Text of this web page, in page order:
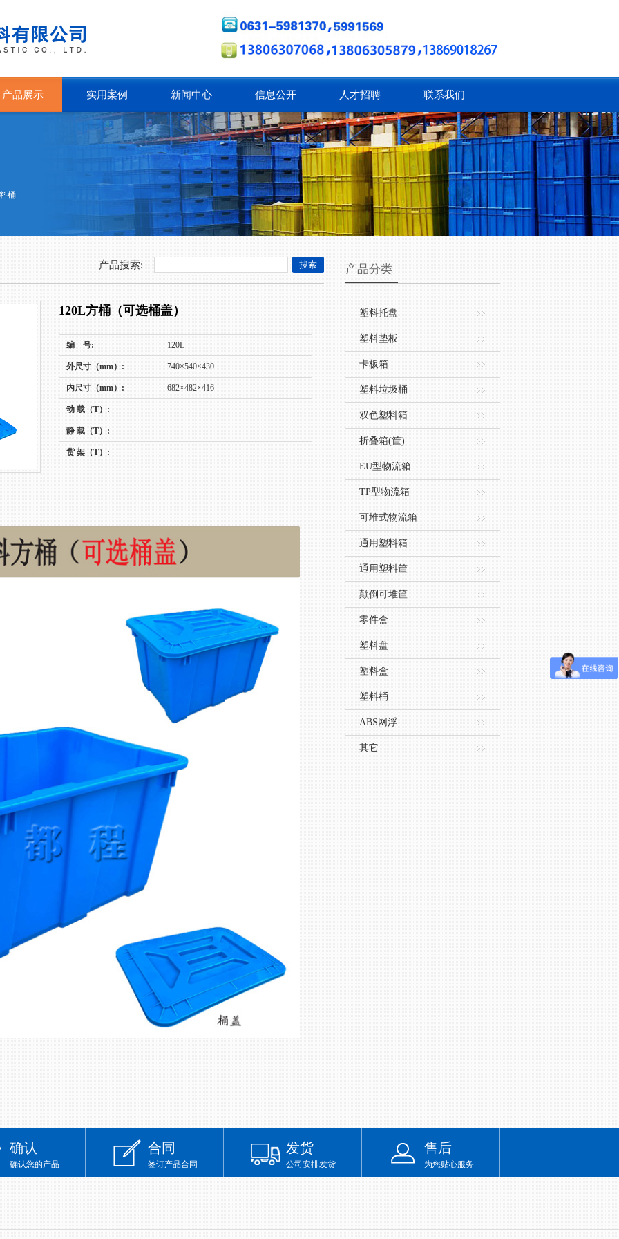
产品展示 实用案例 新闻中心 信息公开 人才招聘 联系我们
桶
产品搜索:
120L方桶（可选桶盖）
编 号: 120L
外尺寸（mm）: 740×540×430
内尺寸（mm）: 682×482×416
动 载（T）:
静 载（T）:
货 架（T）:
产品分类
塑料托盘
塑料垫板
卡板箱
塑料垃圾桶
双色塑料箱
折叠箱(筐)
EU型物流箱
TP型物流箱
可堆式物流箱
通用塑料箱
通用塑料筐
颠倒可堆筐
零件盒
塑料盘
塑料盒
塑料桶
ABS网浮
其它
确认
确认您的产品
合同
签订产品合同
发货
公司安排发货
售后
为您贴心服务